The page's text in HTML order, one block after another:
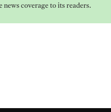
coverage to its readers.